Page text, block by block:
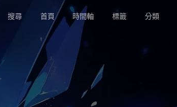
搜尋 首頁 時間軸 標籤 分類